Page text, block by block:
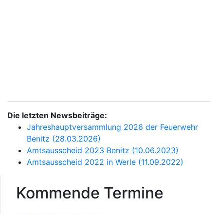
Die letzten Newsbeiträge:
Jahreshauptversammlung 2026 der Feuerwehr
Benitz (28.03.2026)
Amtsausscheid 2023 Benitz (10.06.2023)
Amtsausscheid 2022 in Werle (11.09.2022)
Kommende Termine